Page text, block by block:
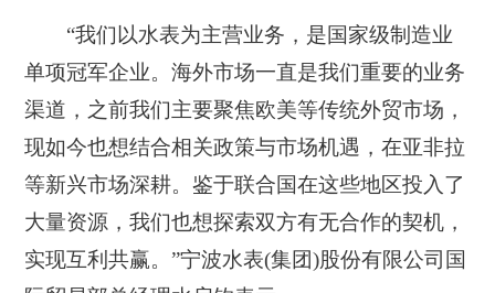
“我们以水表为主营业务，是国家级制造业
单项冠军企业。海外市场一直是我们重要的业务
渠道，之前我们主要聚焦欧美等传统外贸市场，
现如今也想结合相关政策与市场机遇，在亚非拉
等新兴市场深耕。鉴于联合国在这些地区投入了
大量资源，我们也想探索双方有无合作的契机，
实现互利共赢。”宁波水表(集团)股份有限公司国